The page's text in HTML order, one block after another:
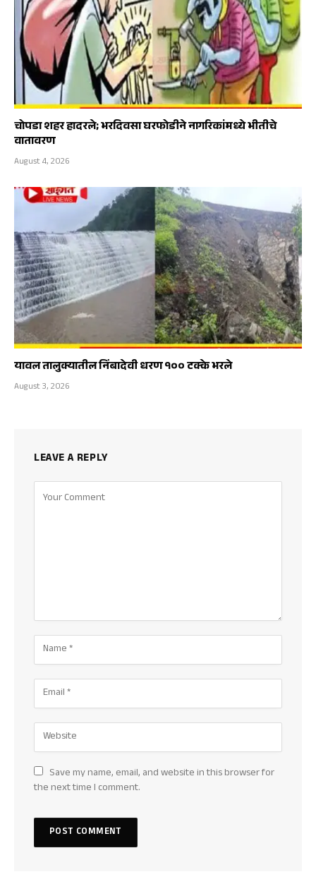
चोपडा शहर हादरले; भरदिवसा घरफोडीने नागरिकांमध्ये भीतीचे
वातावरण
August 4, 2026
यावल तालुक्यातील निंबादेवी धरण १०० टक्के भरले
August 3, 2026
LEAVE A REPLY
Save my name, email, and website in this browser for
the next time I comment.